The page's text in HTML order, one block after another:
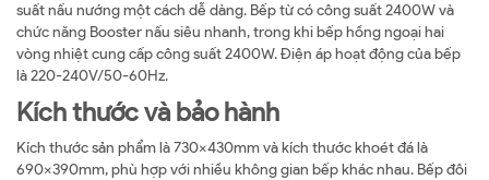
suất nấu nướng một cách dễ dàng. Bếp từ có công suất 2400W và
chức năng Booster nấu siêu nhanh, trong khi bếp hồng ngoại hai
vòng nhiệt cung cấp công suất 2400W. Điện áp hoạt động của bếp
là 220-240V/50-60Hz.
Kích thước và bảo hành
Kích thước sản phẩm là 730x430mm và kích thước khoét đá là
690x390mm, phù hợp với nhiều không gian bếp khác nhau. Bếp đôi